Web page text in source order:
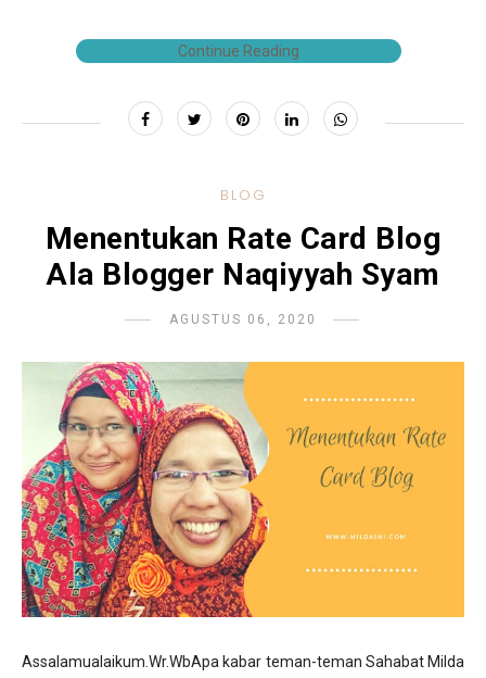
Continue Reading
BLOG
Menentukan Rate Card Blog
Ala Blogger Naqiyyah Syam
AGUSTUS 06, 2020
Assalamualaikum.Wr.WbApa kabar teman-teman Sahabat Milda